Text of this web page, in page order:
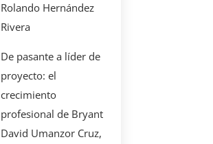
Rolando Hernández
Rivera
De pasante a líder de
proyecto: el
crecimiento
profesional de Bryant
David Umanzor Cruz,